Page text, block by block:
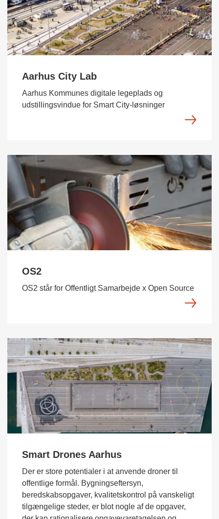
Aarhus City Lab
Aarhus Kommunes digitale legeplads og
udstillingsvindue for Smart City-løsninger
OS2
OS2 står for Offentligt Samarbejde x Open Source
Smart Drones Aarhus
Der er store potentialer i at anvende droner til
offentlige formål. Bygningseftersyn,
beredskabsopgaver, kvalitetskontrol på vanskeligt
tilgængelige steder, er blot nogle af de opgaver,